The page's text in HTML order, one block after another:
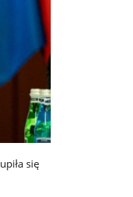
się